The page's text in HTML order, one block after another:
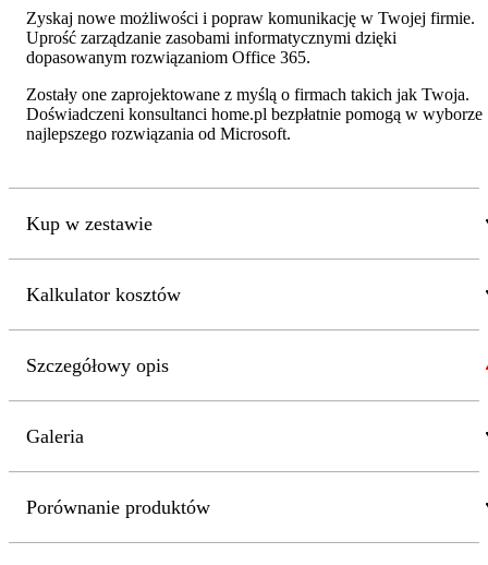
Zyskaj nowe możliwości i popraw komunikację w Twojej firmie.
Uprość zarządzanie zasobami informatycznymi dzięki
dopasowanym rozwiązaniom Office 365.
Zostały one zaprojektowane z myślą o firmach takich jak Twoja.
Doświadczeni konsultanci home.pl bezpłatnie pomogą w wyborze
najlepszego rozwiązania od Microsoft.
Kup w zestawie
Kalkulator kosztów
Szczegółowy opis
Galeria
Porównanie produktów